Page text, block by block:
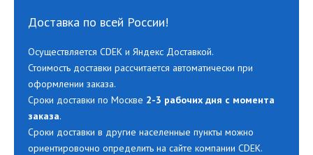
Доставка по всей России!
Осуществляется CDEK и Яндекс Доставкой.
Стоимость доставки рассчитается автоматически при
оформлении заказа.
Сроки доставки по Москве 2-3 рабочих дня с момента
заказа.
Сроки доставки в другие населенные пункты можно
ориентировочно определить на сайте компании CDEK.